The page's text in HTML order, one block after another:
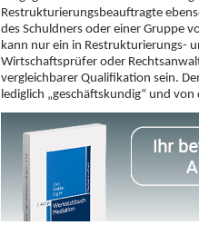
Restrukturierungsbeauftragte
des Schuldners oder einer Gruppe
kann nur ein in Restrukturierungs-
Wirtschaftsprüfer oder
vergleichbarer Qualifikation sein.
lediglich „geschäftskundig“ und